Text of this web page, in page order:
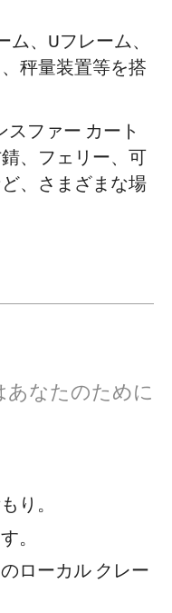
、Uフレーム、
秤量装置等を搭
ファー カート
、フェリー、可
、さまざまな場
なたのために
り。
。
ローカル クレー